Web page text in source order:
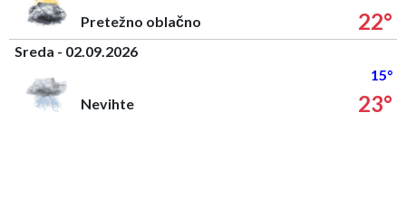
Pretežno oblačno
22°
Sreda - 02.09.2026
15°
Nevihte
23°